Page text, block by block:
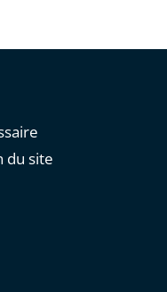
du site